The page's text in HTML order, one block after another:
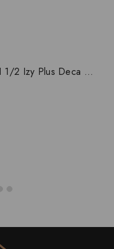
Acabamento de gaveta 1 1/4 e 1 1/2 Izy Plus Deca 4900.C24.GD